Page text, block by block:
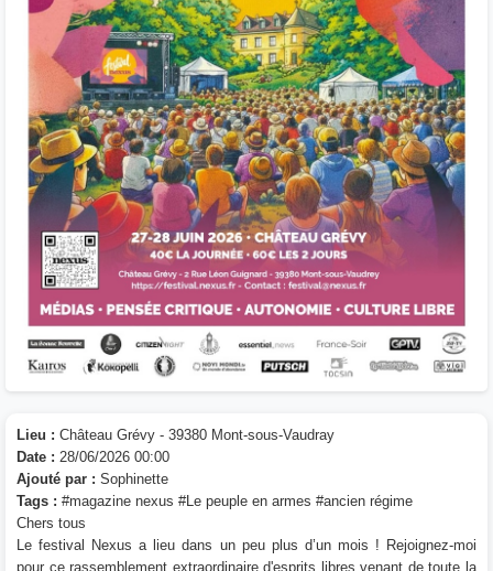
Lieu : Château Grévy - 39380 Mont-sous-Vaudray
Date : 28/06/2026 00:00
Ajouté par : Sophinette
Tags : #magazine nexus #Le peuple en armes #ancien régime
Chers tous
Le festival Nexus a lieu dans un peu plus d’un mois ! Rejoignez-moi
pour ce rassemblement extraordinaire d'esprits libres venant de toute la